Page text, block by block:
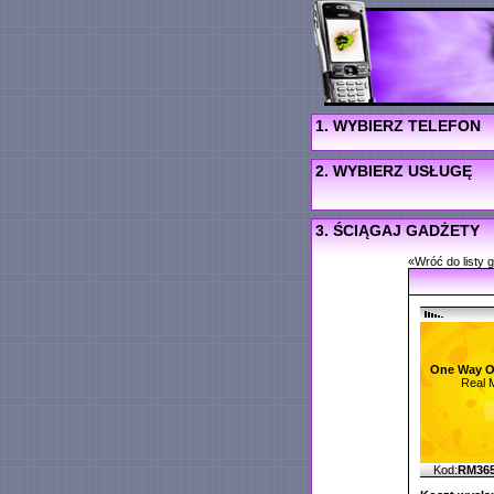
1. WYBIERZ TELEFON
2. WYBIERZ USŁUGĘ
3. ŚCIĄGAJ GADŻETY
«Wróć do listy
One Way
Real
Kod: